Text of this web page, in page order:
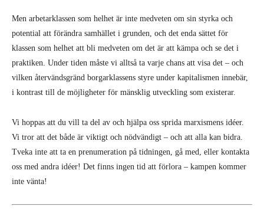
Men arbetarklassen som helhet är inte medveten om sin styrka och
potential att förändra samhället i grunden, och det enda sättet för
klassen som helhet att bli medveten om det är att kämpa och se det i
praktiken. Under tiden måste vi alltså ta varje chans att visa det – och
vilken återvändsgränd borgarklassens styre under kapitalismen innebär,
i kontrast till de möjligheter för mänsklig utveckling som existerar.
Vi hoppas att du vill ta del av och hjälpa oss sprida marxismens idéer.
Vi tror att det både är viktigt och nödvändigt – och att alla kan bidra.
Tveka inte att ta en prenumeration på tidningen, gå med, eller kontakta
oss med andra idéer! Det finns ingen tid att förlora – kampen kommer
inte vänta!